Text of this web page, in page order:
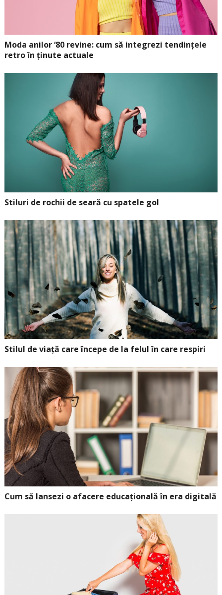
Moda anilor ‘80 revine: cum să integrezi tendințele
retro în ținute actuale
Stiluri de rochii de seară cu spatele gol
Stilul de viață care începe de la felul în care respiri
Cum să lansezi o afacere educațională în era digitală